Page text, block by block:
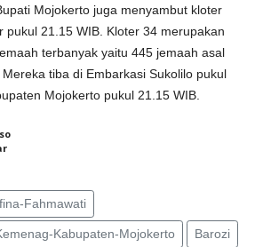
Mojokerto juga menyambut kloter
pukul 21.15 WIB. Kloter 34 merupakan
terbanyak yaitu 445 jemaah asal
tiba di Embarkasi Sukolilo pukul
Mojokerto pukul 21.15 WIB.
Fahmawati
Kabupaten-Mojokerto Barozi